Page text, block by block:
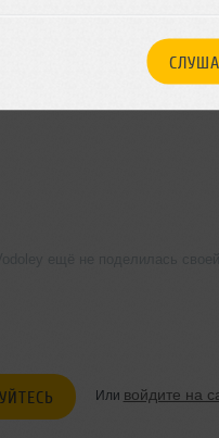
Или войдите на